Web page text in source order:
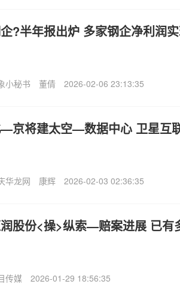
?半年报出炉 多家钢企净利润
小秘书 董倩 2026-02-06 23:13:35
京将建太空—数据中心 卫星互
华龙网 康辉 2026-02-03 02:36:35
股份<操>纵索—赔案进展 已有
传媒 2026-01-29 18:56:35